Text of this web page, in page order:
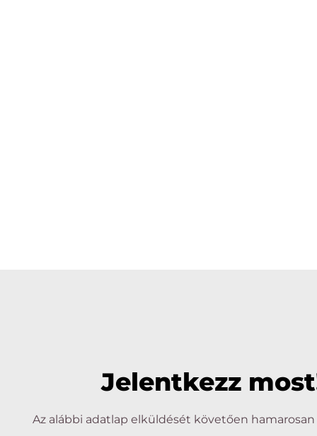
Jelentkezz
Az alábbi adatlap elküldését követően hamarosan